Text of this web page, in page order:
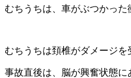
むちうちは、車がぶつかった
むちうちは頚椎がダメージを
事故直後は、脳が興奮状態に